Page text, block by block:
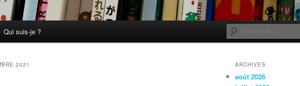
Qui suis-je ?
2021 ARCHIVES
août 2026